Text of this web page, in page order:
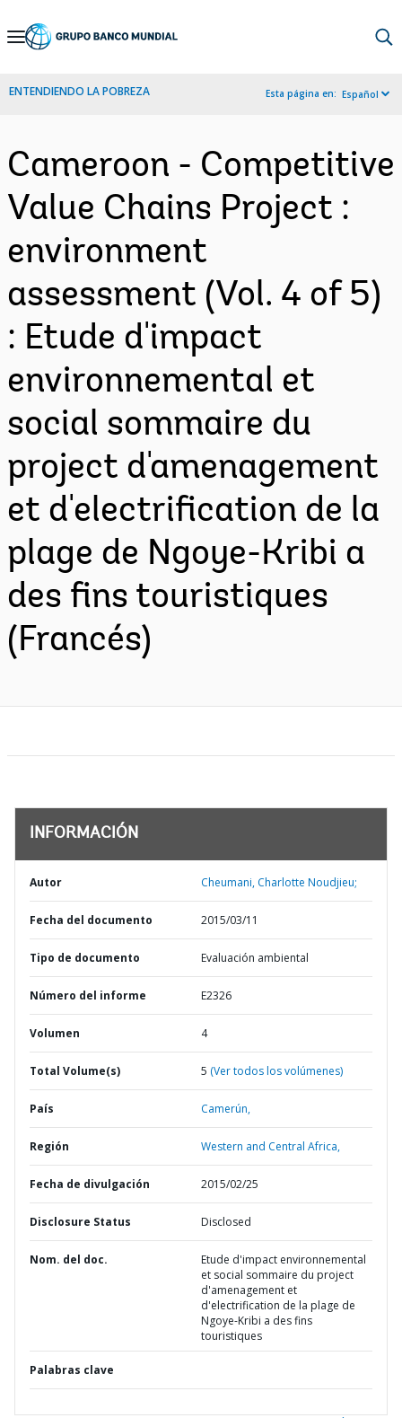
Skip
Navigation
ENTENDIENDO LA POBREZA Esta página en: Español
Cameroon - Competitive
Value Chains Project :
environment
assessment (Vol. 4 of 5)
: Etude d'impact
environnemental et
social sommaire du
project d'amenagement
et d'electrification de la
plage de Ngoye-Kribi a
des fins touristiques
(Francés)
INFORMACIÓN
Autor Cheumani, Charlotte Noudjieu;
Fecha del documento 2015/03/11
Tipo de documento Evaluación ambiental
Número del informe E2326
Volumen 4
Total Volume(s) 5 (Ver todos los volúmenes)
País Camerún,
Región Western and Central Africa,
Fecha de divulgación 2015/02/25
Disclosure Status Disclosed
Nom. del doc.
Etude d'impact environnemental
et social sommaire du project
d'amenagement et
d'electrification de la plage de
Ngoye-Kribi a des fins
touristiques
Palabras clave